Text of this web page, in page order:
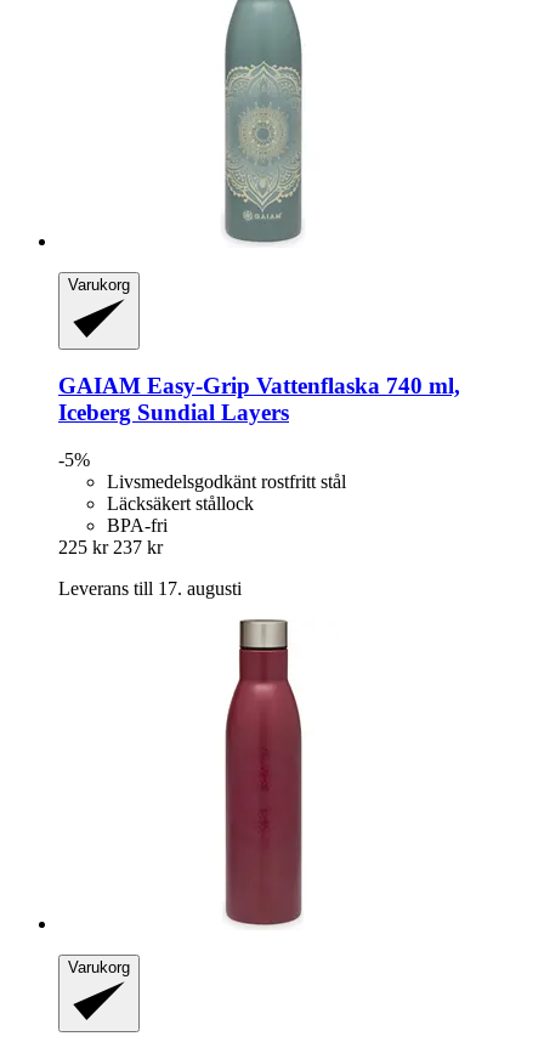
Varukorg
GAIAM Easy-​Grip Vattenflaska 740 ml,
Iceberg Sundial Layers
-5%
Livsmedelsgodkänt rostfritt stål
Läcksäkert stållock
BPA-fri
225 kr 237 kr
Leverans till 17. augusti
Varukorg